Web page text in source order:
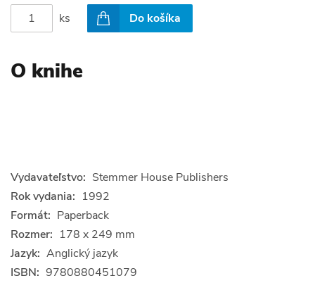
ks Do košíka
O knihe
Vydavateľstvo: Stemmer House Publishers
Rok vydania: 1992
Formát: Paperback
Rozmer: 178 x 249 mm
Jazyk: Anglický jazyk
ISBN: 9780880451079